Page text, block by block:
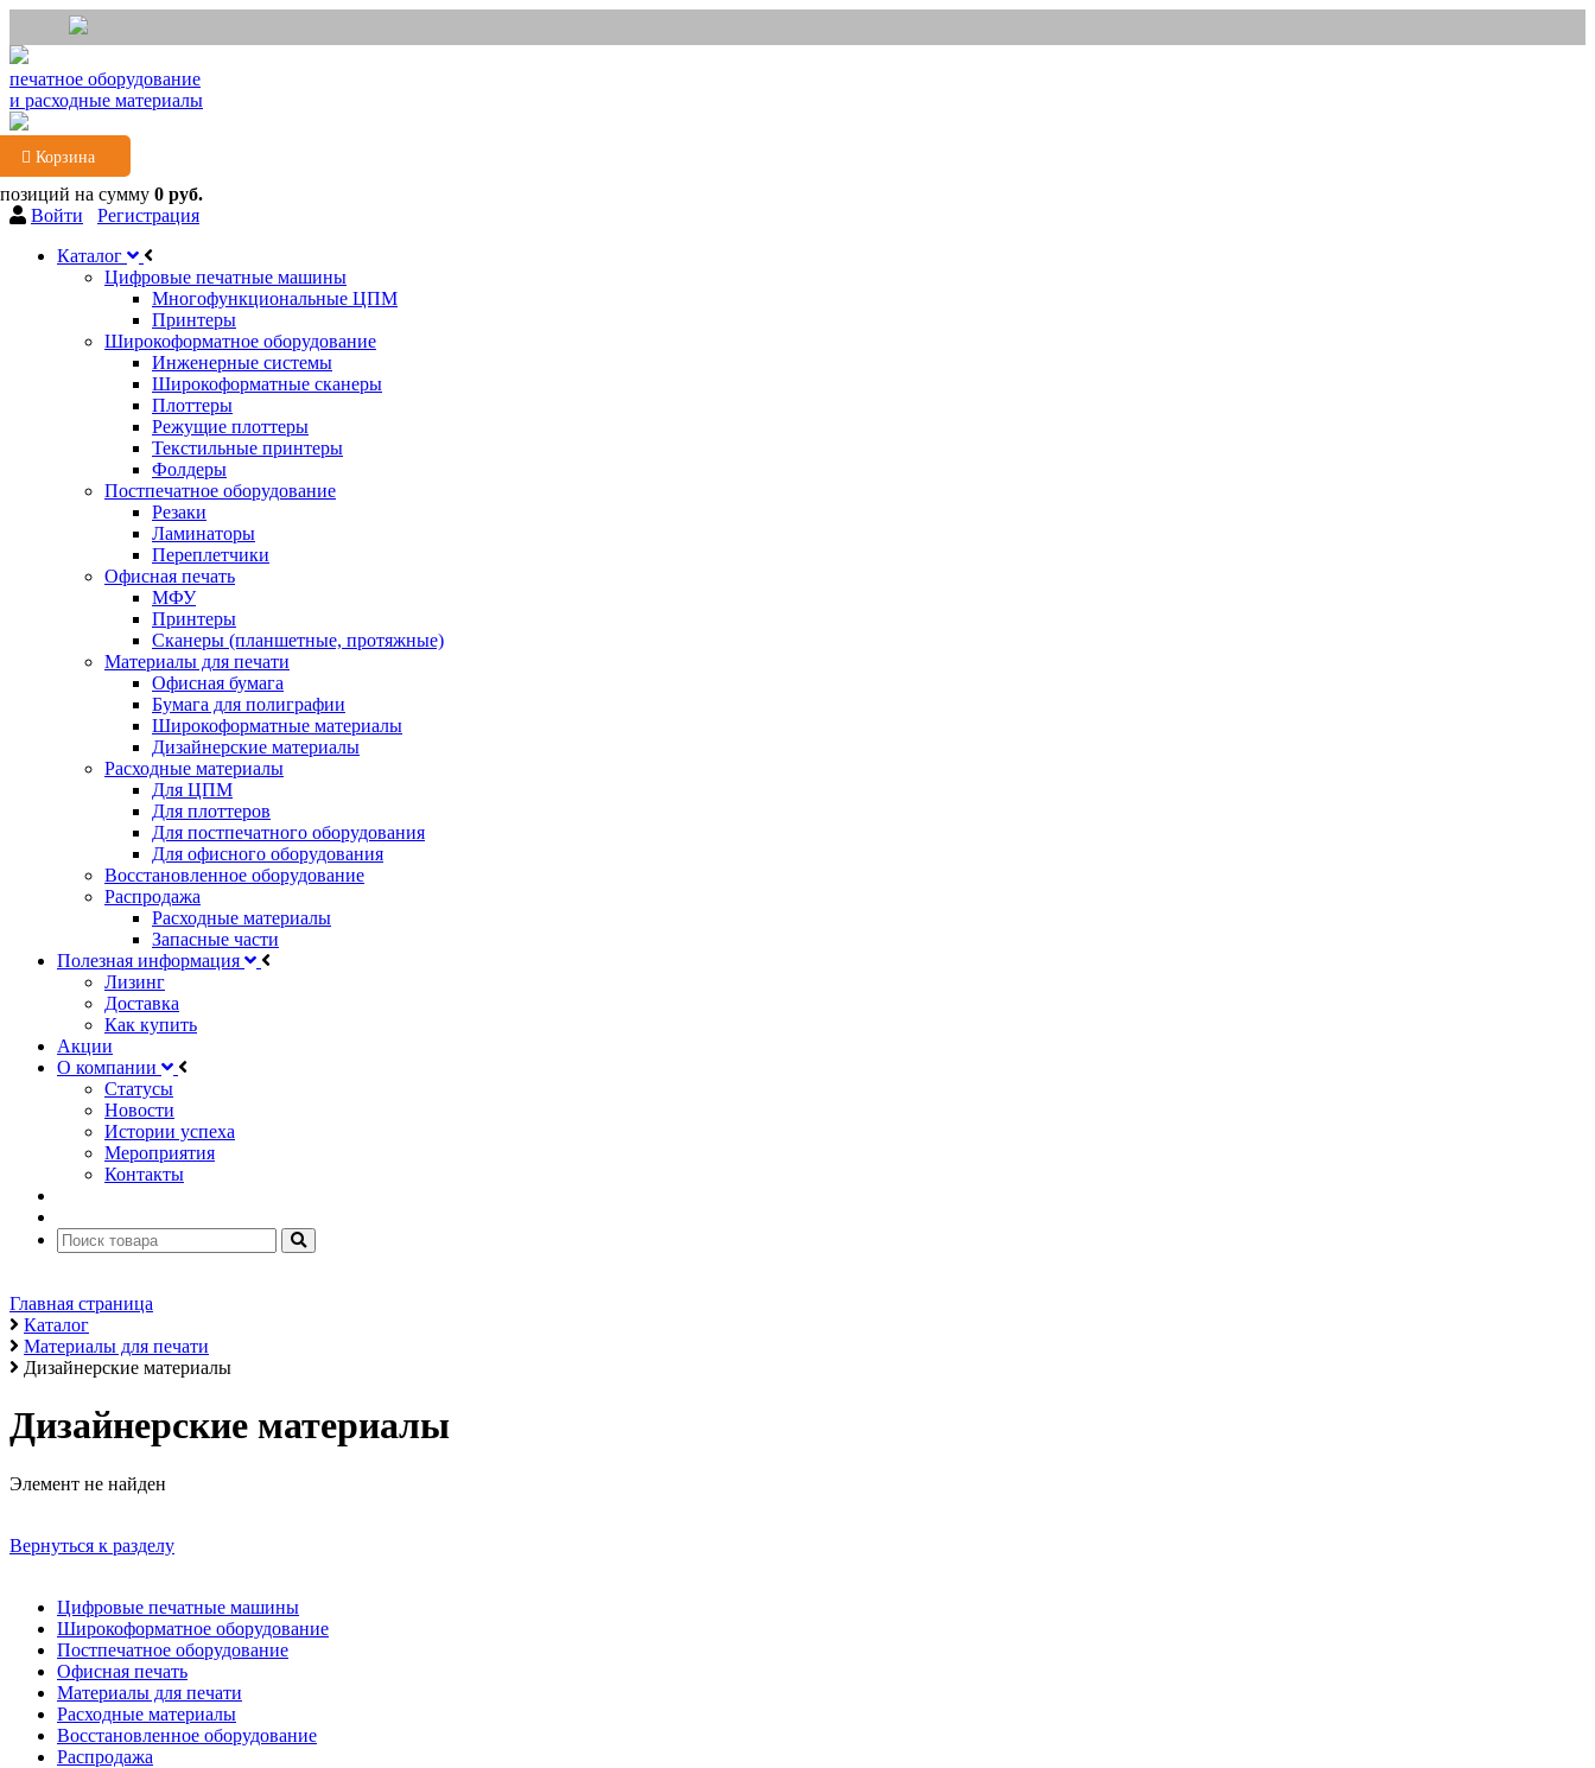
печатное оборудование
и расходные материалы
Корзина
на сумму 0 руб.
Войти
Регистрация
Каталог
Цифровые печатные машины
Многофункциональные ЦПМ
Принтеры
Широкоформатное оборудование
Инженерные системы
Широкоформатные сканеры
Плоттеры
Режущие плоттеры
Текстильные принтеры
Фолдеры
Постпечатное оборудование
Резаки
Ламинаторы
Переплетчики
Офисная печать
МФУ
Принтеры
Сканеры (планшетные, протяжные)
Материалы для печати
Офисная бумага
Бумага для полиграфии
Широкоформатные материалы
Дизайнерские материалы
Расходные материалы
Для ЦПМ
Для плоттеров
Для постпечатного оборудования
Для офисного оборудования
Восстановленное оборудование
Распродажа
Расходные материалы
Запасные части
Полезная информация
Лизинг
Доставка
Как купить
Акции
О компании
Статусы
Новости
Истории успеха
Мероприятия
Контакты
Главная страница
Каталог
Материалы для печати
Дизайнерские материалы
Дизайнерские материалы
Элемент не найден
Вернуться к разделу
Цифровые печатные машины
Широкоформатное оборудование
Постпечатное оборудование
Офисная печать
Материалы для печати
Расходные материалы
Восстановленное оборудование
Распродажа